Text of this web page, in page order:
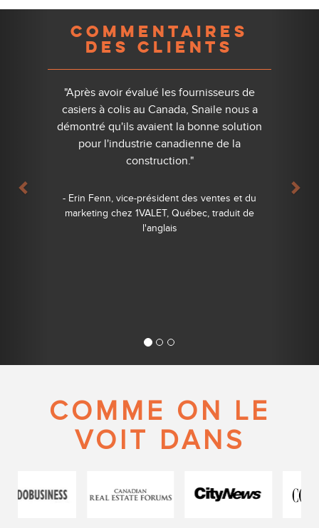
COMMENTAIRES
DES CLIENTS
"Après avoir évalué les fournisseurs de
casiers à colis au Canada, Snaile nous a
démontré qu'ils avaient la bonne solution
pour l'industrie canadienne de la
construction."
- Erin Fenn, vice-président des ventes et du
marketing chez 1VALET, Québec, traduit de
l'anglais
COMME ON LE
VOIT DANS